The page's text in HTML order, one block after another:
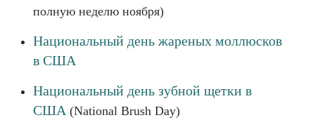
полную неделю ноября)
Национальный день жареных моллюсков
в США
Национальный день зубной щетки в
США(National Brush Day)